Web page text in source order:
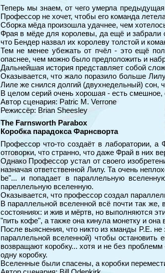
Теперь мы знаем, от чего умерла
Профессор не хочет, чтобы его команда
Сборка мёда произошла удачнее, чем
Фрая в мёде для королевы, да ещё и забрали
что Бендер назвал их королеву толстой и
Тем не менее убежать от пчёл - это ещё
опаснее, чем можно было предположить и
Дальнейшая история представляет собой
Оказывается, что жало поразило больше
Лиле же снился долгий (двухнедельный) сон,
В целом серий очень хорошая - есть смешное,
Автор сценария: Patric M. Verrone
Режиссёр: Brian Sheesley
The Farnsworth Parabox
Коробка парадокса Фарнсворта
Профессор что-то создаёт в лаборатории, а
отговорки, что странно, что даже Фрай в них
Однако Профессор устал от своего
назначая ответственной Лилу. Та очень
be"... и попадает в параллельную
пареллельную вселенную.
Оказывается, что профессор создал
В параллельной вселенной всё почти так же,
состояниях: и жив и мёртв, но выполняются
"пить кофе", а также она кинула монетку и
После выяснения, что никто из кманды P.E.
параллельной вселенной) чтобы
возвращают коробку... хотя и не без
одну коробку.
Вселенные были спасены, а коробки